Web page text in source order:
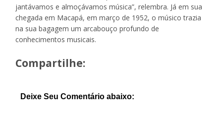
jantávamos e almoçávamos música”, relembra. Já em sua
chegada em Macapá, em março de 1952, o músico trazia
na sua bagagem um arcabouço profundo de
conhecimentos musicais.
Compartilhe:
Deixe Seu Comentário abaixo: